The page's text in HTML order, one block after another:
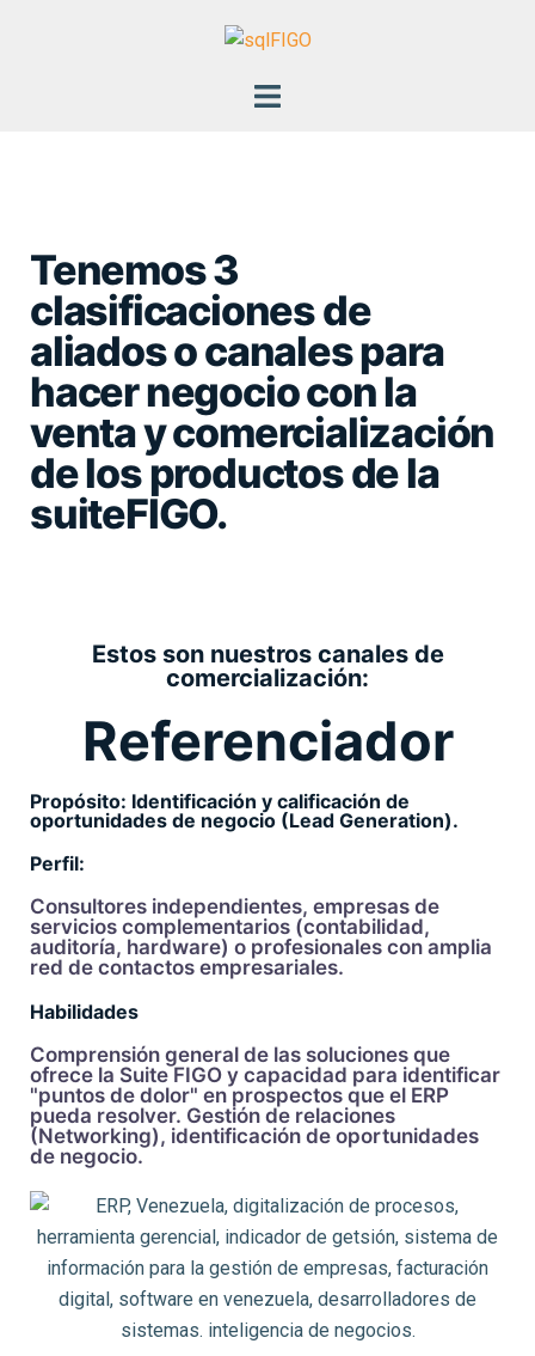
Tenemos 3
clasificaciones de
aliados o canales para
hacer negocio con la
venta y comercialización
de los productos de la
suiteFIGO.
Estos son nuestros canales de
comercialización:
Referenciador
Propósito: Identificación y calificación de
oportunidades de negocio (Lead Generation).
Perfil:
Consultores independientes, empresas de
servicios complementarios (contabilidad,
auditoría, hardware) o profesionales con amplia
red de contactos empresariales.
Habilidades
Comprensión general de las soluciones que
ofrece la Suite FIGO y capacidad para identificar
"puntos de dolor" en prospectos que el ERP
pueda resolver. Gestión de relaciones
(Networking), identificación de oportunidades
de negocio.